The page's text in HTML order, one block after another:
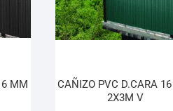
MM
CAÑIZO PVC D.CARA
2X3M V